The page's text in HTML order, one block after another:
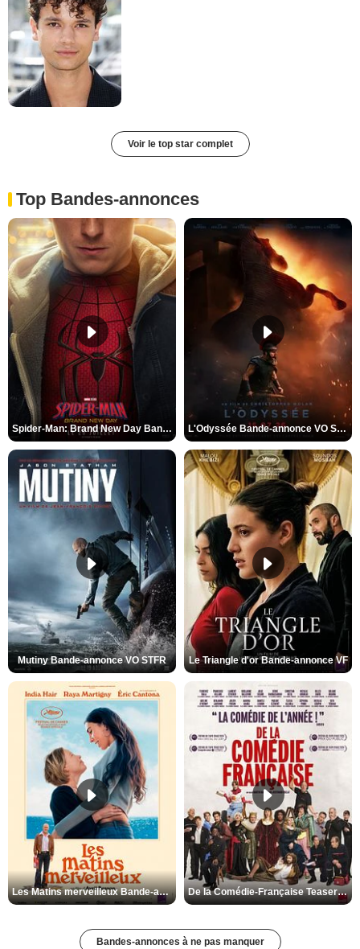
Voir le top star complet
Top Bandes-annonces
Spider-Man: Brand New Day Bande-annonce VO STFR L'Odyssée Bande-annonce VO STFR
Mutiny Bande-annonce VO STFR Le Triangle d'or Bande-annonce VF
Les Matins merveilleux Bande-annonce VF De la Comédie-Française Teaser VF
Bandes-annonces à ne pas manquer